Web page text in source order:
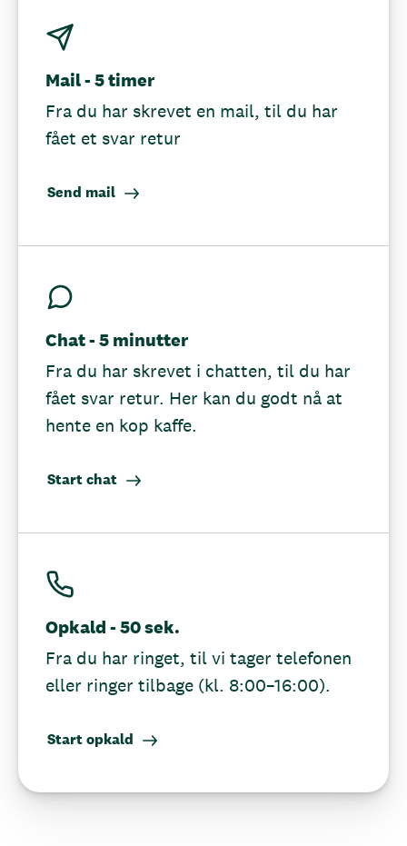
Mail - 5 timer
Fra du har skrevet en mail, til du har
fået et svar retur
Send mail
Chat - 5 minutter
Fra du har skrevet i chatten, til du har
fået svar retur. Her kan du godt nå at
hente en kop kaffe.
Start chat
Opkald - 50 sek.
Fra du har ringet, til vi tager telefonen
eller ringer tilbage (kl. 8:00–16:00).
Start opkald